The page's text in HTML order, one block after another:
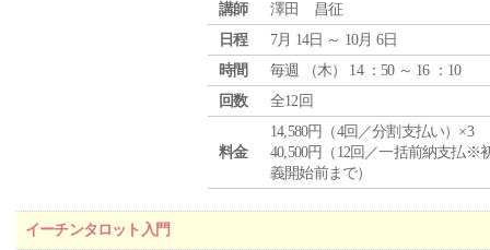
講師
澤田 昌征
日程
7月 14日 ～ 10月 6日
時間
毎週 （木） 14 ：50 ～ 16 ：10
回数
全12回
料金
14,580円（4回／分割支払い）×3
40,500円（12回／一括前納支払※
義開始前まで）
イーチンタロット入門